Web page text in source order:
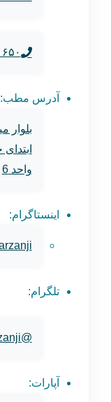
آدرس مطب:
بلوار
واحد 6
اینستاگرام:
تلگرام:
@drfarshadbarzanji
آپارات: